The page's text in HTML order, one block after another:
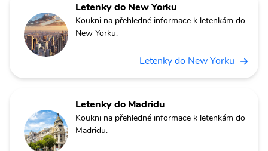
Letenky do New Yorku
Koukni na přehledné informace k letenkám do
New Yorku.
Letenky do New Yorku
Letenky do Madridu
Koukni na přehledné informace k letenkám do
Madridu.